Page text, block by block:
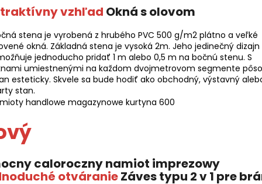
vzhľad Okná s olovom
stena je vyrobená z hrubého PVC 500 g/m2 plátno a veľké
okná. Základná stena je vysoká 2m. Jeho jedinečný dizajn
jednoducho pridať 1 m alebo 0,5 m na bočnú stenu. S
umiestnenými na každom dvojmetrovom segmente
esteticky. Skvele sa bude hodiť ako obchodný, výstavný
stan.
otváranieZáves typu 2 v 1 pre